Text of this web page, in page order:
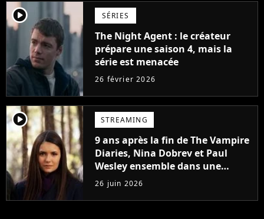
player2 SÉRIES
The Night Agent : le créateur
prépare une saison 4, mais la
série est menacée
26 février 2026
player2 STREAMING
9 ans après la fin de The Vampire
Diaries, Nina Dobrev et Paul
Wesley ensemble dans une
nouvelle série
26 juin 2026